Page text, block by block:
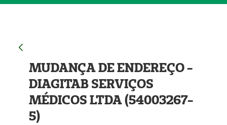
MUDANÇA DE ENDEREÇO -
DIAGITAB SERVIÇOS
MÉDICOS LTDA (54003267-
5)